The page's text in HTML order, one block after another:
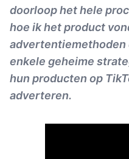
doorloop het hele
hoe ik het product
advertentiemethoden
enkele geheime
hun producten op
adverteren.